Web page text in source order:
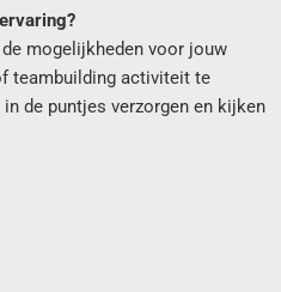
mogelijkheden voor jouw
teambuilding activiteit te
de puntjes verzorgen en kijken